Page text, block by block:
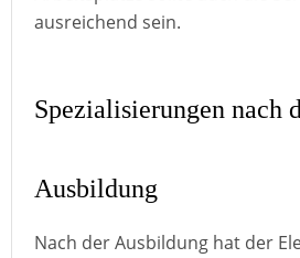
ausreichend sein.
Spezialisierungen nach
Ausbildung
Nach der Ausbildung hat der